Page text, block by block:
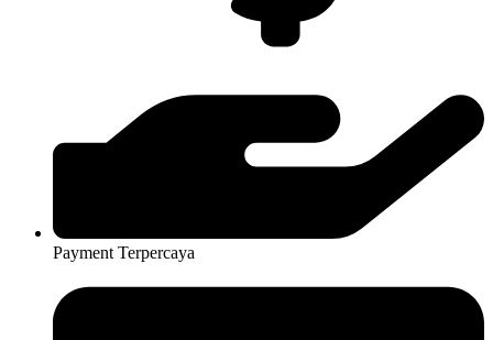
Payment Terpercaya